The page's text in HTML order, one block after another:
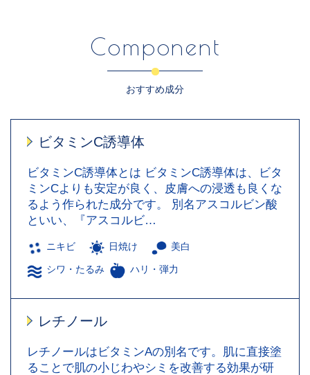
Component
おすすめ成分
ビタミンC誘導体
ビタミンC誘導体とは ビタミンC誘導体は、ビタ
ミンCよりも安定が良く、皮膚への浸透も良くな
るよう作られた成分です。 別名アスコルビン酸
といい、『アスコルビ…
ニキビ 日焼け 美白
シワ・たるみ ハリ・弾力
レチノール
レチノールはビタミンAの別名です。肌に直接塗
ることで肌の小じわやシミを改善する効果が研